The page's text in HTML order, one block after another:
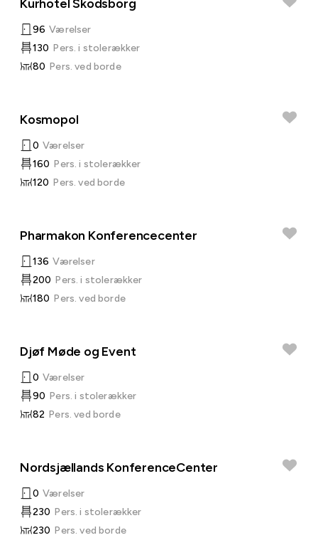
Kurhotel Skodsborg
96 Værelser
130 Pers. i stolerækker
80 Pers. ved borde
Kosmopol
0 Værelser
160 Pers. i stolerækker
120 Pers. ved borde
Pharmakon Konferencecenter
136 Værelser
200 Pers. i stolerækker
180 Pers. ved borde
Djøf Møde og Event
0 Værelser
90 Pers. i stolerækker
82 Pers. ved borde
Nordsjællands KonferenceCenter
0 Værelser
230 Pers. i stolerækker
230 Pers. ved borde